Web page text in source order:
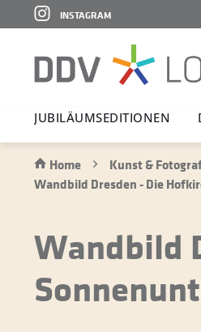
INSTAGRAM
JUBI­LÄ­UMS­E­DI­TIONEN
Home Kunst &
Wandbild Dresden - Die
Wandbild